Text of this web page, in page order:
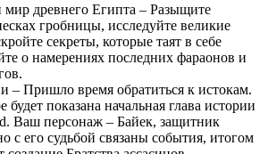
древнего Египта – Разыщите
гробницы, исследуйте великие
секреты, которые таят в себе
о намерениях последних фараонов и
– Пришло время обратиться к истокам.
показана начальная глава истории
Ваш персонаж – Байек, защитник
с его судьбой связаны события, итогом